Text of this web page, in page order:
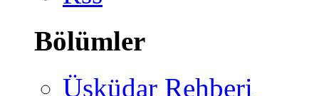
Bölümler
Üsküdar Rehberi